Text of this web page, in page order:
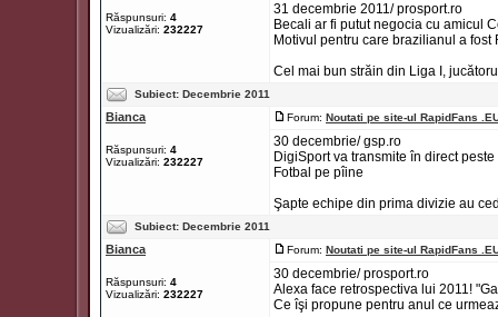
Răspunsuri: 4
Vizualizări: 232227
31 decembrie 2011/ prosport.ro
Becali ar fi putut negocia cu amicul
Motivul pentru care brazilianul a fost
Cel mai bun străin din Liga I,
Subiect: Decembrie 2011
Bianca
Răspunsuri: 4
Vizualizări: 232227
Forum: Noutati pe site-ul RapidFans
30 decembrie/ gsp.ro
DigiSport va transmite în direct
Fotbal pe pîine
Şapte echipe din prima divizie au
Subiect: Decembrie 2011
Bianca
Răspunsuri: 4
Vizualizări: 232227
Forum: Noutati pe site-ul RapidFans
30 decembrie/ prosport.ro
Alexa face retrospectiva lui 2011!
Ce îşi propune pentru anul ce